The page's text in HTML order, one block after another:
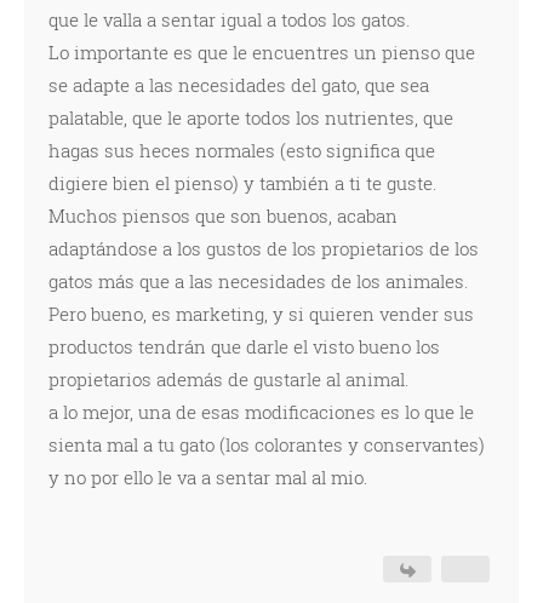
que le valla a sentar igual a todos los gatos.
Lo importante es que le encuentres un pienso que
se adapte a las necesidades del gato, que sea
palatable, que le aporte todos los nutrientes, que
hagas sus heces normales (esto significa que
digiere bien el pienso) y también a ti te guste.
Muchos piensos que son buenos, acaban
adaptándose a los gustos de los propietarios de los
gatos más que a las necesidades de los animales.
Pero bueno, es marketing, y si quieren vender sus
productos tendrán que darle el visto bueno los
propietarios además de gustarle al animal.
a lo mejor, una de esas modificaciones es lo que le
sienta mal a tu gato (los colorantes y conservantes)
y no por ello le va a sentar mal al mio.